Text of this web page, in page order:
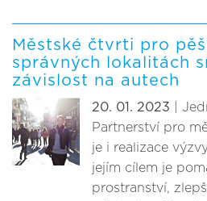
Městské čtvrti pro
správných lokalitách
závislost na autech
20. 01. 2023 |
Partnerství pro
je i realizace
jejím cílem je
prostranství,